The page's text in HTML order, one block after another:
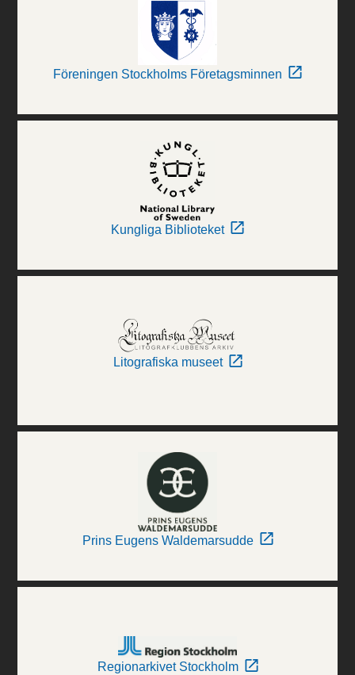
Föreningen Stockholms Företagsminnen
Kungliga Biblioteket
Litografiska museet
Prins Eugens Waldemarsudde
Regionarkivet Stockholm